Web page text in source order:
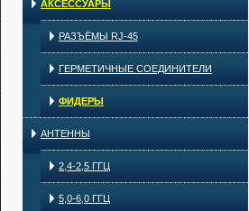
АКСЕССУАРЫ
РАЗЪЁМЫ RJ-45
ГЕРМЕТИЧНЫЕ СОЕДИНИТЕЛИ
ФИДЕРЫ
АНТЕННЫ
2,4-2,5 ГГЦ
5,0-6,0 ГГЦ